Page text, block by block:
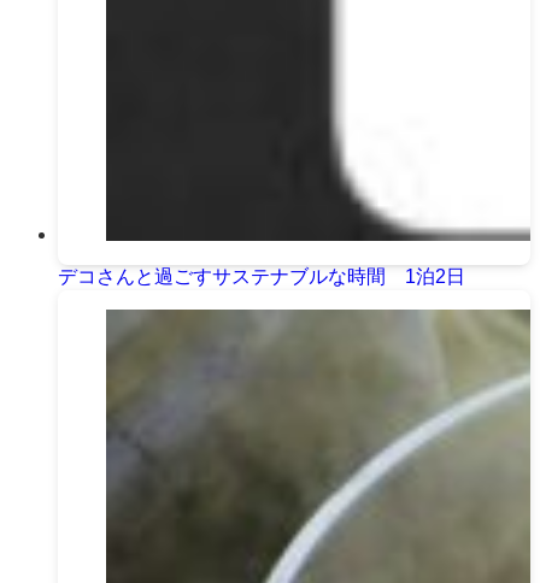
デコさんと過ごすサステナブルな時間 1泊2日